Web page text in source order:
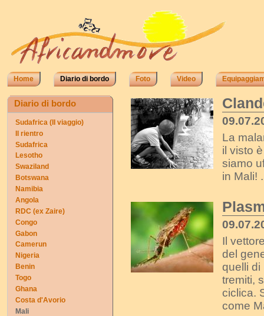
Home Diario di bordo Foto Video
Diario di bordo
Sudafrica (II viaggio)
Il rientro
Sudafrica
Lesotho
Swaziland
Botswana
Namibia
Angola
RDC (ex Zaire)
Congo
Gabon
Camerun
Nigeria
Benin
Togo
Ghana
Costa d'Avorio
Mali
La
il visto
siamo
in Mali!
Il
del
quelli di
tremiti,
ciclica.
come